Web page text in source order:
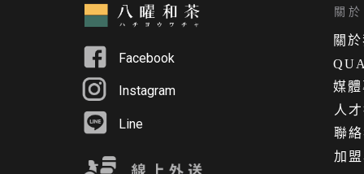
Facebook
人
Instagram
關
關 於
媒
Line
聯
加